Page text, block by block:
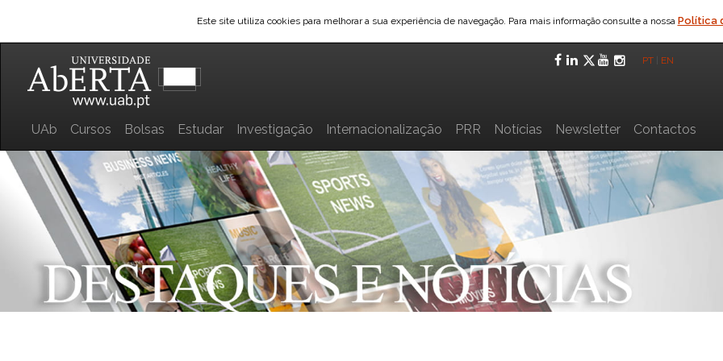
Este site utiliza cookies para melhorar a sua experiência de navegação. Para mais informação consulte a nossa Política
Facebook
LinkedIn
Twitter
YouTube
PT EN
UAb Cursos Bolsas Estudar Investigação Internacionalização PRR Notícias Newsletter Contactos